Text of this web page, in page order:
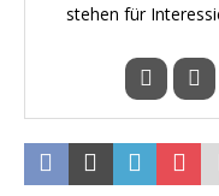
stehen für